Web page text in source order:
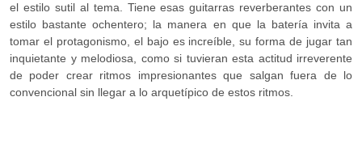
el estilo sutil al tema. Tiene esas guitarras reverberantes con un
estilo bastante ochentero; la manera en que la batería invita a
tomar el protagonismo, el bajo es increíble, su forma de jugar tan
inquietante y melodiosa, como si tuvieran esta actitud irreverente
de poder crear ritmos impresionantes que salgan fuera de lo
convencional sin llegar a lo arquetípico de estos ritmos.